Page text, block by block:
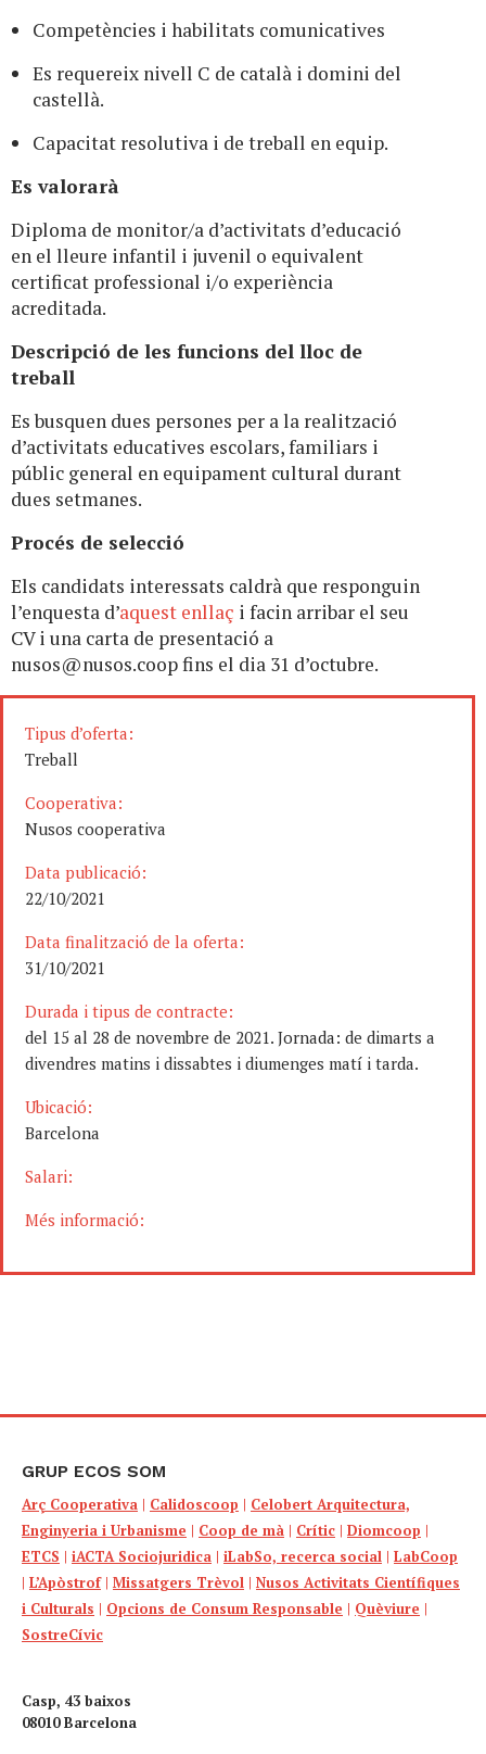
Competències i habilitats comunicatives
Es requereix nivell C de català i domini del
castellà.
Capacitat resolutiva i de treball en equip.
Es valorarà
Diploma de monitor/a d’activitats d’educació
en el lleure infantil i juvenil o equivalent
certificat professional i/o experiència
acreditada.
Descripció de les funcions del lloc de
treball
Es busquen dues persones per a la realització
d’activitats educatives escolars, familiars i
públic general en equipament cultural durant
dues setmanes.
Procés de selecció
Els candidats interessats caldrà que responguin
l’enquesta d’aquest enllaç i facin arribar el seu
CV i una carta de presentació a
nusos@nusos.coopfins el dia 31 d’octubre.
Tipus d’oferta:
Treball
Cooperativa:
Nusos cooperativa
Data publicació:
22/10/2021
Data finalització de la oferta:
31/10/2021
Durada i tipus de contracte:
del 15 al 28 de novembre de 2021. Jornada: de dimarts a
divendres matins i dissabtes i diumenges matí i tarda.
Ubicació:
Barcelona
Salari:
Més informació:
GRUP ECOS SOM
Arç Cooperativa | Calidoscoop | Celobert Arquitectura,
Enginyeria i Urbanisme | Coop de mà | Crític | Diomcoop |
ETCS | iACTA Sociojuridica | iLabSo, recerca social | LabCoop
| L’Apòstrof| Missatgers Trèvol | Nusos Activitats Científiques
i Culturals | Opcions de Consum Responsable | Quèviure |
SostreCívic
Casp, 43 baixos
08010 Barcelona